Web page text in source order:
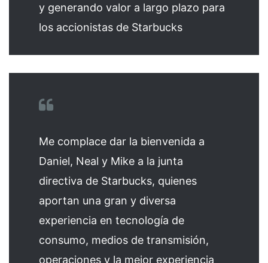
y generando valor a largo plazo para
los accionistas de Starbucks
Me complace dar la bienvenida a
Daniel, Neal y Mike a la junta
directiva de Starbucks, quienes
aportan una gran y diversa
experiencia en tecnología de
consumo, medios de transmisión,
operaciones y la mejor experiencia